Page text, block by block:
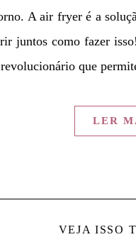
A air fryer é a
juntos como fazer
que
LER
VEJA ISSO